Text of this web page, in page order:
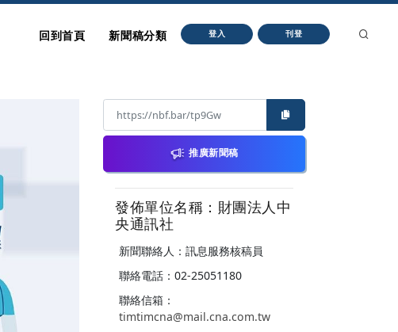
回到首頁 新聞稿分類 登入 刊登
推廣新聞稿
發佈單位名稱：財團法人中
央通訊社
新聞聯絡人：訊息服務核稿員
聯絡電話：02-25051180
聯絡信箱：
timtimcna@mail.cna.com.tw